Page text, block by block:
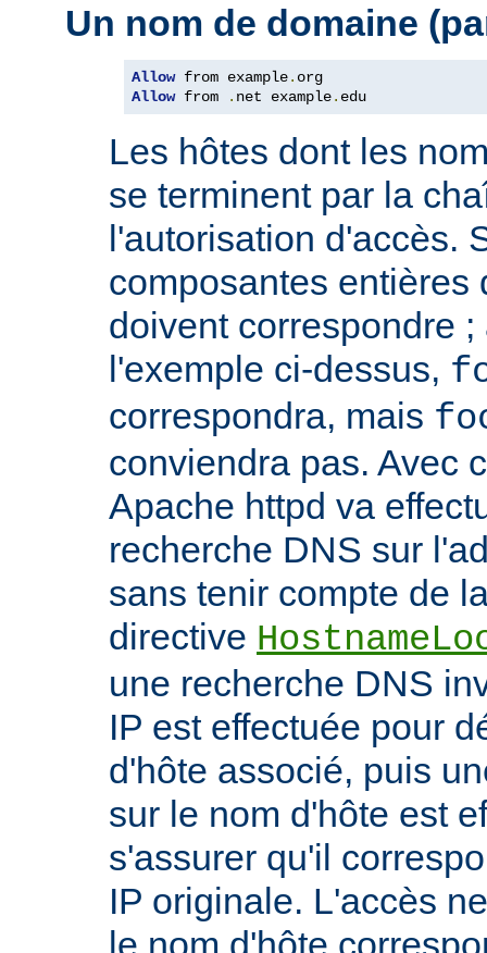
Un nom de domaine
Allow from example.
Allow from . net example. edu
Les hôtes dont les
se terminent par la
l'autorisation d'accès.
composantes entières
doivent correspondre
l'exemple ci-dessus,
correspondra, mais
conviendra pas. Avec
Apache httpd va
recherche DNS sur
sans tenir compte de
directive
une recherche DNS
IP est effectuée pour
d'hôte associé, puis
sur le nom d'hôte est
s'assurer qu'il
IP originale. L'accès
le nom d'hôte